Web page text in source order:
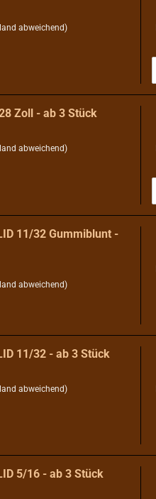
abweichend)
Zoll - ab 3 Stück
abweichend)
11/32 Gummiblunt -
abweichend)
11/32 - ab 3 Stück
abweichend)
5/16 - ab 3 Stück